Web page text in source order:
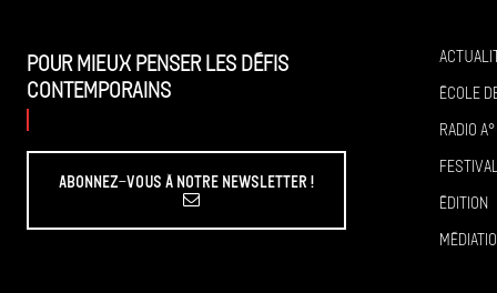
Pour mieux penser les défis
contemporains
Abonnez-vous à Notre Newsletter !
École
Radio A°
Édition